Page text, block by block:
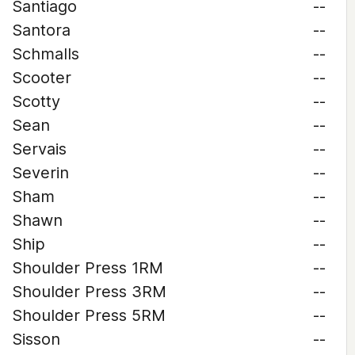
Santiago
--
Santora
--
Schmalls
--
Scooter
--
Scotty
--
Sean
--
Servais
--
Severin
--
Sham
--
Shawn
--
Ship
--
Shoulder Press 1RM
--
Shoulder Press 3RM
--
Shoulder Press 5RM
--
Sisson
--